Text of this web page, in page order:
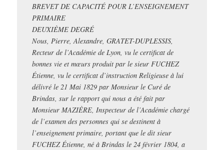
BREVET DE CAPACITÉ POUR L’ENSEIGNEMENT
PRIMAIRE
DEUXIÈME DEGRÉ
Nous, Pierre, Alexandre, GRATET-DUPLESSIS,
Recteur de l’Académie de Lyon, vu le certificat de
bonnes vie et mœurs produit par le sieur FUCHEZ
Étienne, vu le certificat d’instruction Religieuse à lui
délivré le 21 Mai 1829 par Monsieur le Curé de
Brindas, sur le rapport qui nous a été fait par
Monsieur MAZIÈRE, Inspecteur de l’Académie chargé
de l’examen des personnes qui se destinent à
l’enseignement primaire, portant que le dit sieur
FUCHEZ Étienne, né à Brindas le 24 février 1804, a